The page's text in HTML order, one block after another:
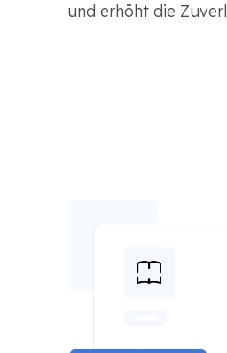
und erhöht die